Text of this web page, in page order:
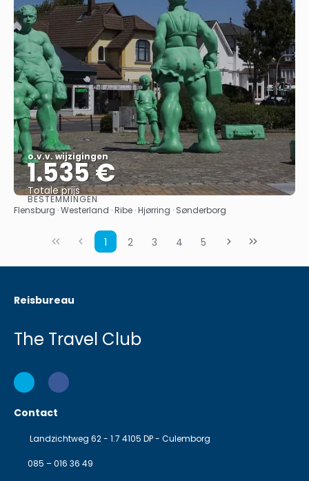
o.v.v. wijzigingen
1.535 €
Totale prijs
Bekijk
BESTEMMINGEN
Flensburg · Westerland · Ribe · Hjørring · Sønderborg
1 2 3 4 5
Reisbureau
The Travel Club
Contact
Landzichtweg 62 - 1.7 4105 DP - Culemborg
085 – 016 36 49